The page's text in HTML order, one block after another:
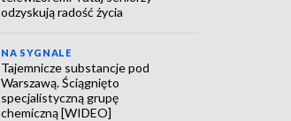
odzyskują radość życia
NA SYGNALE
Tajemnicze substancje pod
Warszawą. Ściągnięto
specjalistyczną grupę
chemiczną [WIDEO]